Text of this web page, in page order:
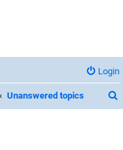
Login
Unanswered topics